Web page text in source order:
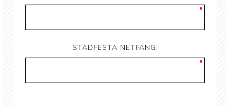
STAÐFESTA NETFANG: